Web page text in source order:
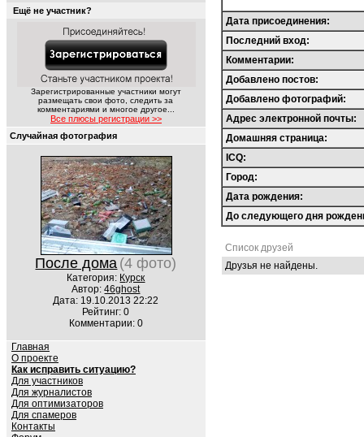
Ещё не участник?
Зарегистрированные участники могут
размещать свои фото, следить за
комментариями и многое другое...
Все плюсы регистрации >>
Случайная фотография
После дома (4 фото)
Категория: Курск
Автор:46ghost
Дата: 19.10.2013 22:22
Рейтинг: 0
Комментарии: 0
Главная
О проекте
Как исправить ситуацию?
Для участников
Для журналистов
Для оптимизаторов
Для спамеров
Контакты
Дата присоединения:
Последний вход:
Комментарии:
Добавлено постов:
Добавлено фотографий:
Адрес электронной почты:
Домашняя страница:
ICQ:
Город:
Дата рождения:
До следующего дня
Список друзей
Друзья не найдены.